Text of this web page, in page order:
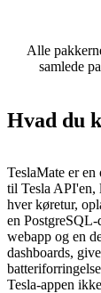
Alle
samlede
Hvad du
TeslaMate er
til Tesla API'en,
hver køretur,
en
webapp og en
dashboards,
Tesla-appen